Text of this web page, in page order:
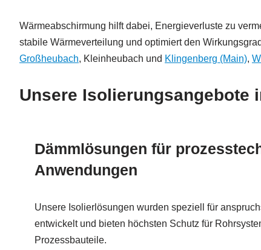
Wärmeabschirmung hilft dabei, Energieverluste zu
stabile Wärmeverteilung und optimiert den
Großheubach, Kleinheubach und Klingenberg (Main),
Unsere Isolierungsangebote
Dämmlösungen für
Anwendungen
Unsere Isolierlösungen wurden speziell für
entwickelt und bieten höchsten Schutz für
Prozessbauteile.